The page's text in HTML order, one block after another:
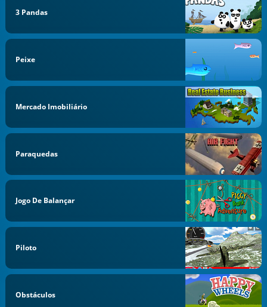
3 Pandas
Peixe
Mercado Imobiliário
Paraquedas
Jogo De Balançar
Piloto
Obstáculos